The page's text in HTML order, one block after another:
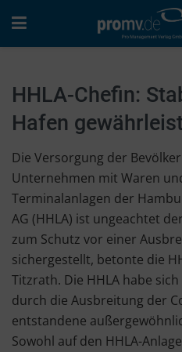
HHLA-Chefin:
Hafen
Die Versorgung der
Unternehmen mit Waren
Terminalanlagen der
AG (HHLA) ist ungeachtet
zum Schutz vor einer
sichergestellt, betonte die
Titzrath. Die HHLA habe
durch die Ausbreitung der
entstandene
Sowohl auf den HHLA-